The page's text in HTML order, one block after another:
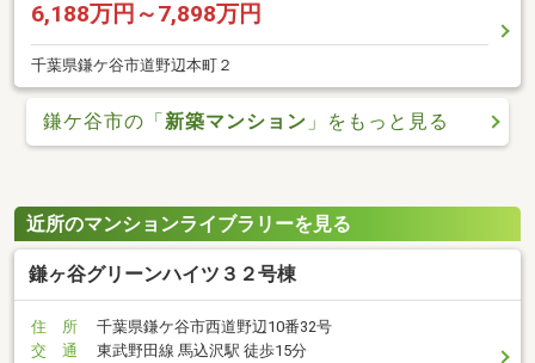
6,188万円～7,898万円
千葉県鎌ケ谷市道野辺本町２
鎌ケ谷市の「新築マンション 」をもっと見る
近所のマンションライブラリーを見る
鎌ヶ谷グリーンハイツ３２号棟
住 所
千葉県鎌ケ谷市西道野辺10番32号
交 通
東武野田線 馬込沢駅 徒歩15分